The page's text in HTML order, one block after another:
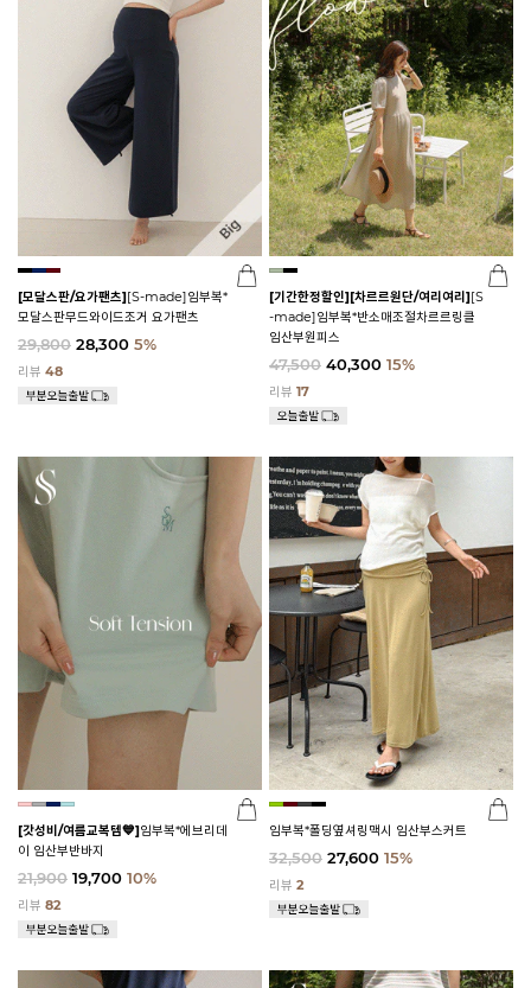
[모달스판/요가팬츠][S-made]임부복*
모달스판무드와이드조거 요가팬츠
29,800 28,300 5%
리뷰 48
[기간한정할인][차르르원단/여리여리][S
-made]임부복*반소매조절차르르링클
임산부원피스
47,500 40,300 15%
리뷰 17
[갓성비/여름교복템💙]임부복*에브리데
이 임산부반바지
21,900 19,700 10%
리뷰 82
임부복*폴딩옆셔링맥시 임산부스커트
32,500 27,600 15%
리뷰 2